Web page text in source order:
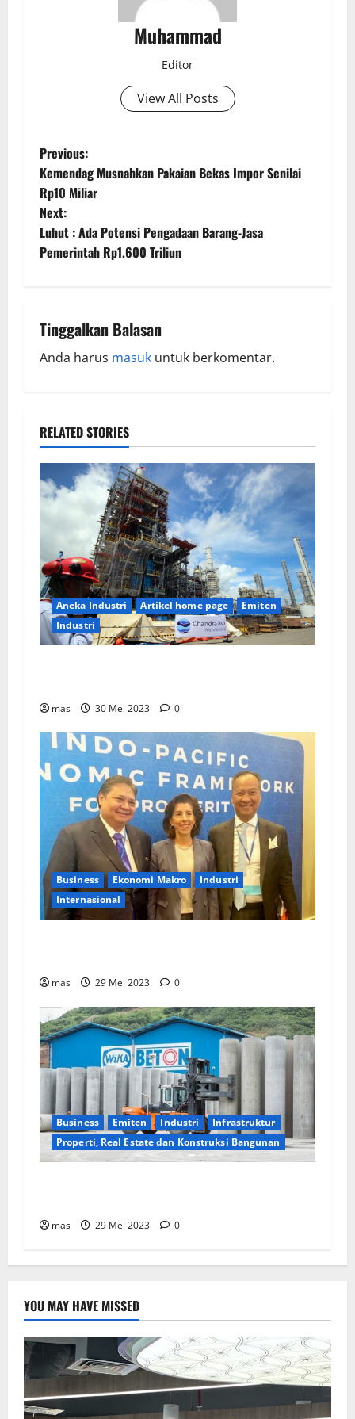
Muhammad
Editor
View All Posts
Previous:
Kemendag Musnahkan Pakaian Bekas Impor Senilai
Rp10 Miliar
Next:
Luhut : Ada Potensi Pengadaan Barang-Jasa
Pemerintah Rp1.600 Triliun
Tinggalkan Balasan
Anda harus masuk untuk berkomentar.
RELATED STORIES
Aneka Industri Artikel home page
Emiten
Industri
mas 30 Mei 2023 0
Business Ekonomi Makro
Industri
Internasional
mas 29 Mei 2023 0
Business Emiten Industri
Infrastruktur
Properti, Real Estate dan Konstruksi Bangunan
mas 29 Mei 2023 0
YOU MAY HAVE MISSED